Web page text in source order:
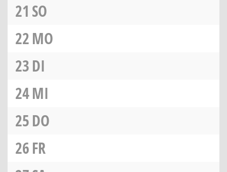
21 SO
22MO
23DI
24MI
25DO
26FR